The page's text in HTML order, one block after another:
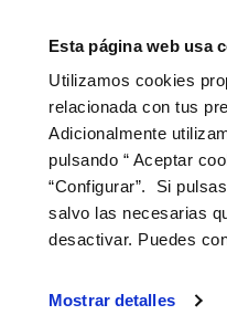
Esta página web usa
Utilizamos cookies
relacionada con tus
Adicionalmente
pulsando “ Aceptar
“Configurar”. Si
salvo las necesarias
desactivar. Puedes
Mostrar detalles